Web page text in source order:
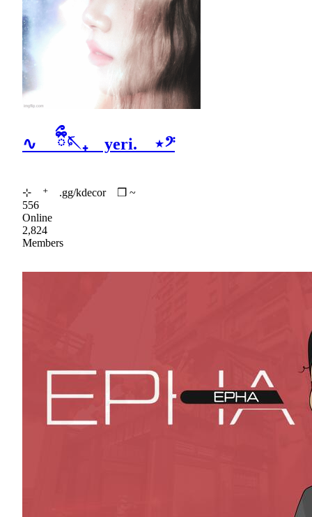
∿ ྀིྀ🪡₊ yeri. ⋆𝄢
⊹ ⁺ .gg/kdecor ❒ ~
556
Online
2,824
Members